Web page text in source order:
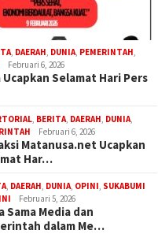
DAERAH DUNIA PEMERINTAH
Februari 6, 2026
Ucapkan Selamat Hari Pers
BERITA DAERAH DUNIA
Februari 6, 2026
Matanusa.net Ucapkan
Har…
DAERAH DUNIA OPINI SUKABUMI
Februari 5, 2026
Sama Media dan
dalam Me…